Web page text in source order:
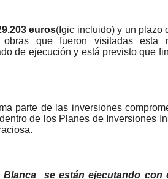
euros(Igic incluido) y un plazo
que fueron visitadas
de ejecución y está previsto que
parte de las inversiones
de los Planes de Inversiones
se están ejecutando